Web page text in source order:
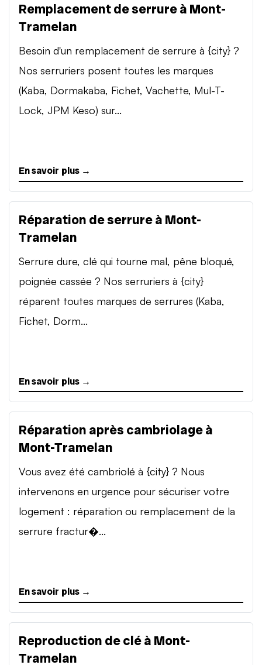
Remplacement de serrure à Mont-
Tramelan
Besoin d'un remplacement de serrure à {city} ?
Nos serruriers posent toutes les marques
(Kaba, Dormakaba, Fichet, Vachette, Mul-T-
Lock, JPM Keso) sur...
En savoir plus →
Réparation de serrure à Mont-
Tramelan
Serrure dure, clé qui tourne mal, pêne bloqué,
poignée cassée ? Nos serruriers à {city}
réparent toutes marques de serrures (Kaba,
Fichet, Dorm...
En savoir plus →
Réparation après cambriolage à
Mont-Tramelan
Vous avez été cambriolé à {city} ? Nous
intervenons en urgence pour sécuriser votre
logement : réparation ou remplacement de la
serrure fractur�...
En savoir plus →
Reproduction de clé à Mont-
Tramelan